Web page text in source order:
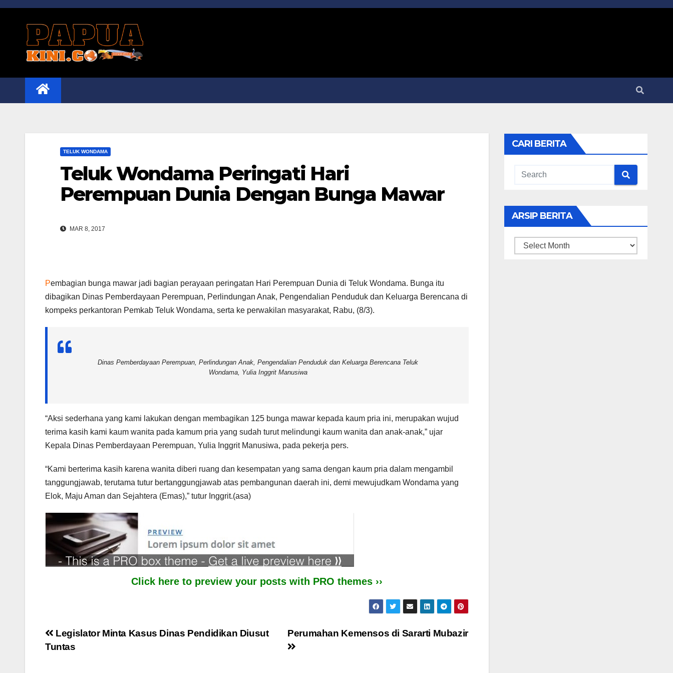
Skip
TELUK WONDAMA
Teluk Wondama Peringati Hari
Perempuan Dunia Dengan Bunga Mawar
MAR 8, 2017
Pembagian bunga mawar jadi bagian perayaan peringatan Hari Perempuan Dunia di Teluk Wondama. Bunga itu
dibagikan Dinas Pemberdayaan Perempuan, Perlindungan Anak, Pengendalian Penduduk dan Keluarga Berencana di
kompeks perkantoran Pemkab Teluk Wondama, serta ke perwakilan masyarakat, Rabu, (8/3).
Dinas Pemberdayaan Perempuan, Perlindungan Anak, Pengendalian Penduduk dan Keluarga Berencana Teluk
Wondama, Yulia Inggrit Manusiwa
“Aksi sederhana yang kami lakukan dengan membagikan 125 bunga mawar kepada kaum pria ini, merupakan wujud
terima kasih kami kaum wanita pada kamum pria yang sudah turut melindungi kaum wanita dan anak-anak,” ujar
Kepala Dinas Pemberdayaan Perempuan, Yulia Inggrit Manusiwa, pada pekerja pers.
“Kami berterima kasih karena wanita diberi ruang dan kesempatan yang sama dengan kaum pria dalam mengambil
tanggungjawab, terutama tutur bertanggungjawab atas pembangunan daerah ini, demi mewujudkam Wondama yang
Elok, Maju Aman dan Sejahtera (Emas),” tutur Inggrit.(asa)
Click here to preview your posts with PRO themes ››
Post
Perumahan Kemensos di Sararti Mubazir
Legislator Minta Kasus Dinas Pendidikan Diusut
Tuntas
CARI BERITA
ARSIP BERITA
ARSIP